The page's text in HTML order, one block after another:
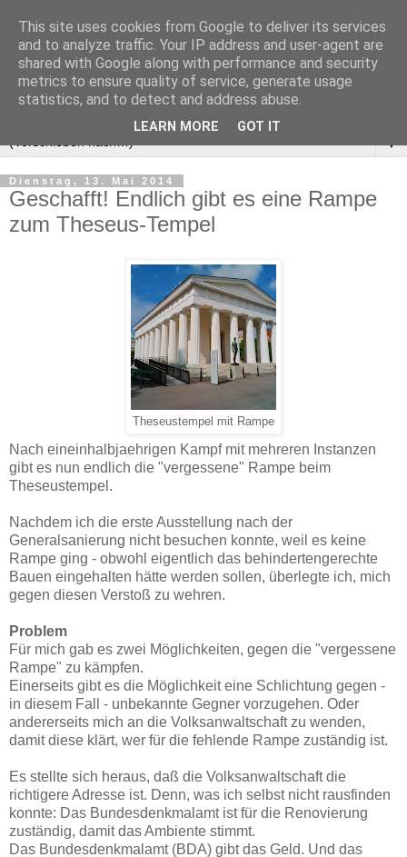
▼
Dienstag, 13. Mai 2014
Geschafft! Endlich gibt es eine Rampe
zum Theseus-Tempel
Theseustempel mit Rampe
‎Nach eineinhalbjaehrigen Kampf mit mehreren Instanzen
gibt es nun endlich die "vergessene" Rampe beim
Theseustempel.
Nachdem ich die erste Ausstellung nach der
Generalsanierung nicht besuchen konnte, weil es keine
Rampe ging - obwohl eigentlich das behindertengerechte
Bauen eingehalten hätte werden sollen, überlegte ich, mich
gegen diesen Verstoß zu wehren.
Problem
Für mich gab es zwei Möglichkeiten, gegen die "vergessene
Rampe" zu kämpfen.
Einerseits gibt es die Möglichkeit eine Schlichtung gegen -
in diesem Fall - unbekannte Gegner vorzugehen. Oder
andererseits mich an die Volksanwaltschaft zu wenden,
damit diese klärt, wer für die fehlende Rampe zuständig ist.
Es stellte sich heraus, daß die Volksanwaltschaft die
richtigere Adresse ist. Denn, was ich selbst nicht rausfinden
konnte: Das Bundesdenkmalamt ist für die Renovierung
zuständig, damit das Ambiente stimmt.
Das Bundesdenkmalamt (BDA) gibt das Geld. Und das
This site uses cookies from Google to deliver its services
and to analyze traffic. Your IP address and user-agent are
shared with Google along with performance and security
metrics to ensure quality of service, generate usage
statistics, and to detect and address abuse.
LEARN MORE GOT IT